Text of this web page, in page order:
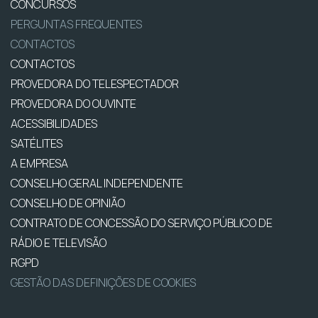
CONCURSOS
PERGUNTAS FREQUENTES
CONTACTOS
CONTACTOS
PROVEDORA DO TELESPECTADOR
PROVEDORA DO OUVINTE
ACESSIBILIDADES
SATÉLITES
A EMPRESA
CONSELHO GERAL INDEPENDENTE
CONSELHO DE OPINIÃO
CONTRATO DE CONCESSÃO DO SERVIÇO PÚBLICO DE
RÁDIO E TELEVISÃO
RGPD
GESTÃO DAS DEFINIÇÕES DE COOKIES